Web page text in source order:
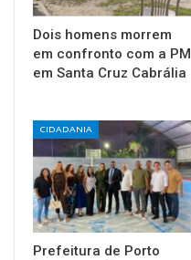
Dois homens morrem
em confronto com a PM
em Santa Cruz Cabrália
CIDADANIA
Prefeitura de Porto